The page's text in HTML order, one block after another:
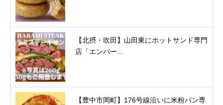
【北摂・吹田】山田東にホットサンド専門
店「エンバー...
【豊中市岡町】176号線沿いに米粉パン専